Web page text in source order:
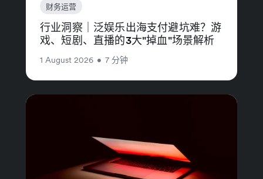
财务运营
行业洞察｜泛娱乐出海支付避坑难？游
戏、短剧、直播的3大"掉血"场景解析
1 August 2026 • 7 分钟